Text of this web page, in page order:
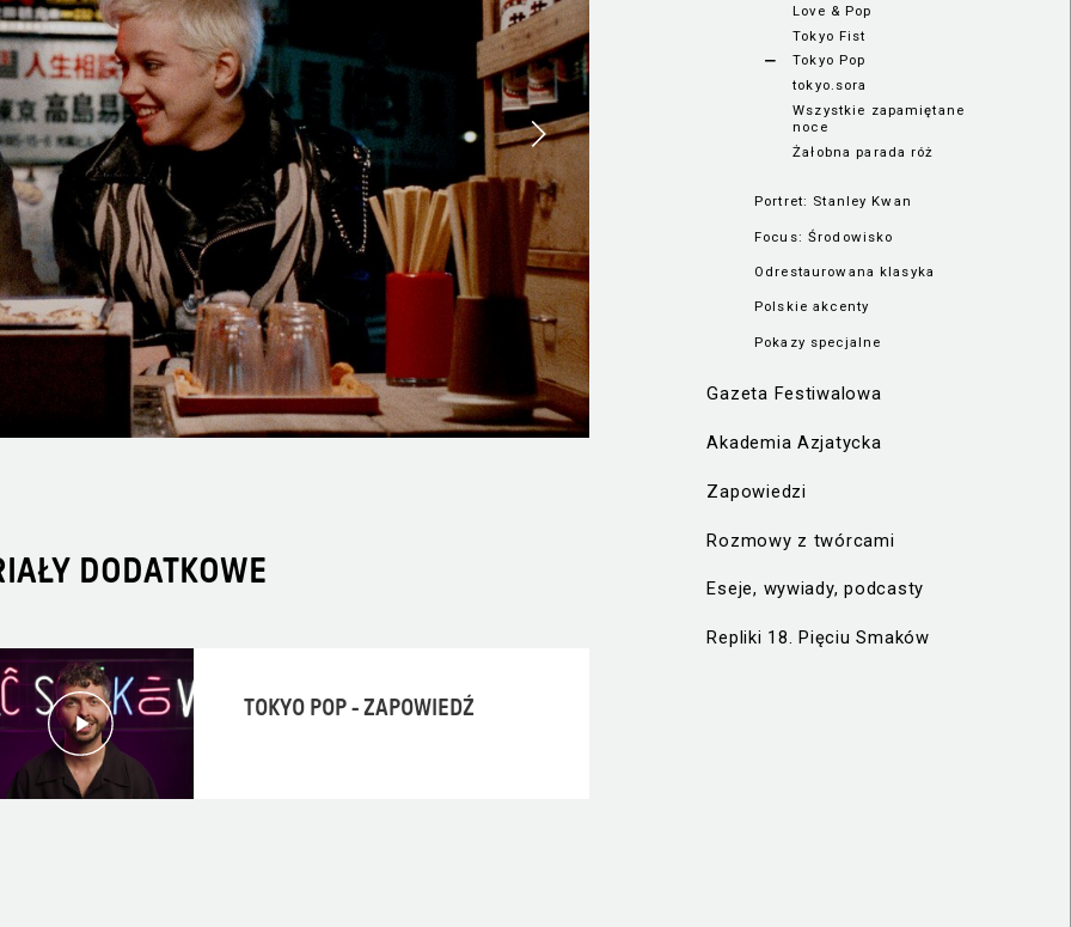
Love & Pop
Tokyo Fist
Tokyo Pop
tokyo.sora
Wszystkie zapamiętane
noce
Żałobna parada róż
Portret: Stanley Kwan
Focus: Środowisko
Odrestaurowana klasyka
Polskie akcenty
Pokazy specjalne
Gazeta Festiwalowa
Akademia Azjatycka
Zapowiedzi
Rozmowy z twórcami
Eseje, wywiady, podcasty
Repliki 18. Pięciu Smaków
DODATKOWE
TOKYO POP - ZAPOWIEDŹ